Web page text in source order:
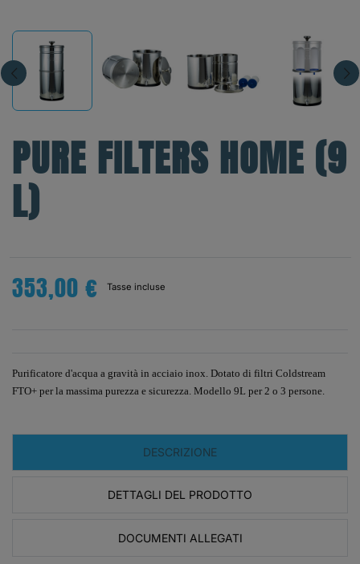
PURE FILTERS HOME (9
L)
353,00 € Tasse incluse
Purificatore d'acqua a gravità in acciaio inox. Dotato di filtri Coldstream
FTO+ per la massima purezza e sicurezza. Modello 9L per 2 o 3 persone.
DESCRIZIONE
DETTAGLI DEL PRODOTTO
DOCUMENTI ALLEGATI